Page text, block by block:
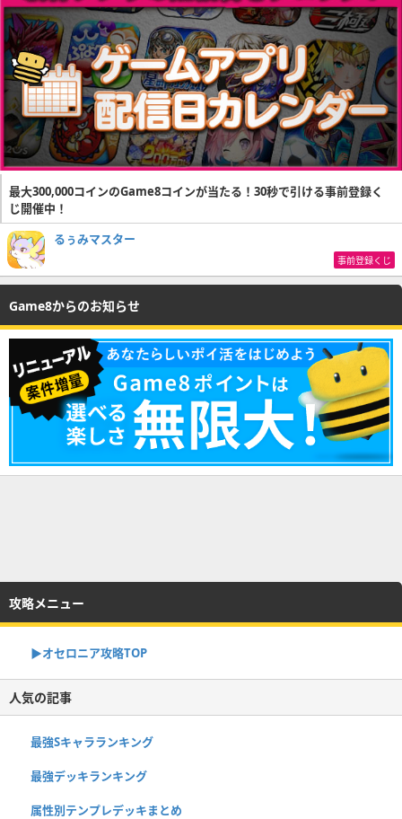
最大300,000コインのGame8コインが当たる！30秒で引ける事前登録く
じ開催中！
るぅみマスター
事前登録くじ
Game8からのお知らせ
攻略メニュー
▶︎オセロニア攻略TOP
人気の記事
最強Sキャラランキング
最強デッキランキング
属性別テンプレデッキまとめ